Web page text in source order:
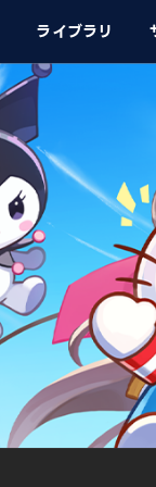
ライブラリ